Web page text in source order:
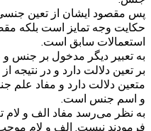
پس مقصود ایشان از تعین
حکایت وجه تمایز است بلکه
استعمالات سابق است.
به تعبیر دیگر مدخول بر جنس
بر تعین دلالت دارد و در نتیجه
متعین دلالت دارد و مفاد علم
و اسم جنس است.
به نظر می‌رسد مفاد الف و لام
فرمودند نیست. الف و لام